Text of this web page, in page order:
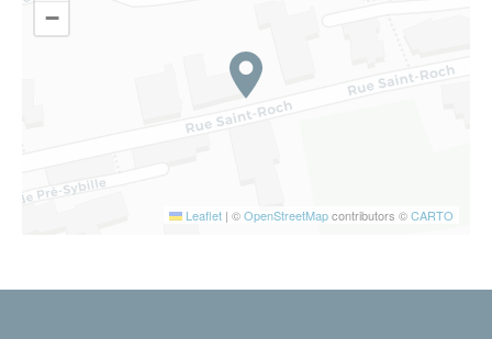
−
Leaflet | ©OpenStreetMapcontributors ©CARTO